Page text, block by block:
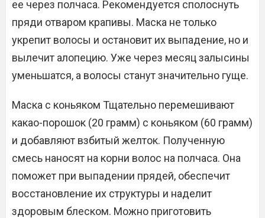
ее через полчаса. Рекомендуется сполоснуть
пряди отваром крапивы. Маска не только
укрепит волосы и остановит их выпадение, но и
вылечит алопецию. Уже через месяц залысины
уменьшатся, а волосы станут значительно гуще.
Маска с коньяком Тщательно перемешивают
какао-порошок (20 грамм) с коньяком (60 грамм)
и добавляют взбитый желток. Полученную
смесь наносят на корни волос на полчаса. Она
поможет при выпадении прядей, обеспечит
восстановление их структуры и наделит
здоровым блеском. Можно приготовить